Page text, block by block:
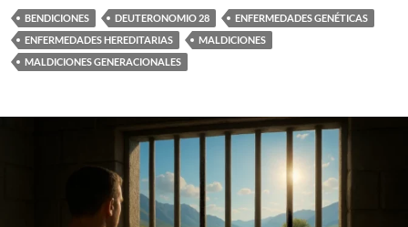
BENDICIONES DEUTERONOMIO 28
ENFERMEDADES GENÉTICAS
ENFERMEDADES HEREDITARIAS
MALDICIONES
MALDICIONES GENERACIONALES